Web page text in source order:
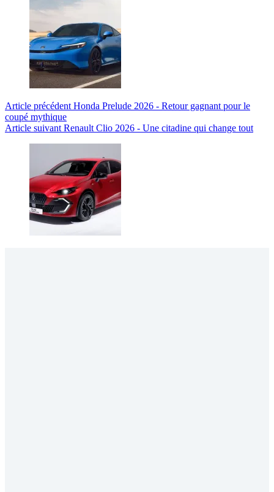
Article précédent Honda Prelude 2026 - Retour gagnant pour le
coupé mythique
Article suivant Renault Clio 2026 - Une citadine qui change tout